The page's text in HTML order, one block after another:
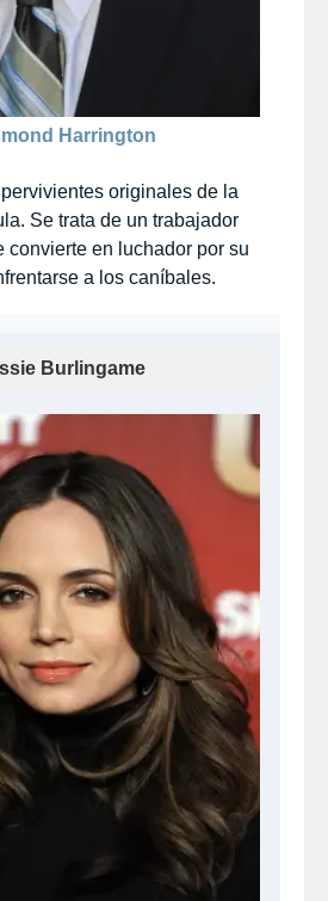
Harrington
originales de la
Se trata de un trabajador
convierte en luchador por su
a los caníbales.
Burlingame